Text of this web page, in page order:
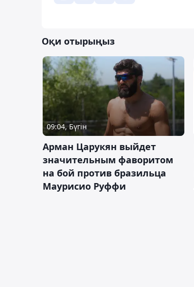
Оқи отырыңыз
09:04, Бүгін
Арман Царукян выйдет
значительным фаворитом
на бой против бразильца
Маурисио Руффи